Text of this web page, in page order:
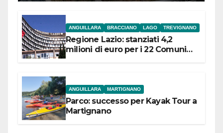
ANGUILLARA BRACCIANO LAGO TREVIGNANO
Regione Lazio: stanziati 4,2
milioni di euro per i 22 Comuni
ANGUILLARA MARTIGNANO
Parco: successo per Kayak Tour a
Martignano